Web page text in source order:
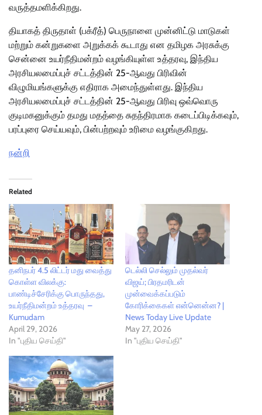
வருத்தமளிக்கிறது.
தியாகத் திருதாள் (பக்ரீத்) பெருநாளை முன்னிட்டு மாடுகள்
மற்றும் கன்றுகளை அறுக்கக் கூடாது என தமிழக அரசுக்கு
சென்னை உயர்நீதிமன்றம் வழங்கியுள்ள உத்தரவு, இந்திய
அரசியலமைப்புச் சட்டத்தின் 25-ஆவது பிரிவின்
விழுமியங்களுக்கு எதிராக அமைந்துள்ளது. இந்திய
அரசியலமைப்புச் சட்டத்தின் 25-ஆவது பிரிவு ஒவ்வொரு
குடிமகனுக்கும் தமது மதத்தை சுதந்திரமாக கடைப்பிடிக்கவும்,
பரப்புரை செய்யவும், பின்பற்றவும் உரிமை வழங்குகிறது.
நன்றி
Related
தனிநபர் 4.5 லிட்டர் மது வைத்து
கொள்ள விலக்கு:
பாண்டிச்சேரிக்கு பொருந்தது,
உயர்நீதிமன்றம் உத்தரவு –
Kumudam
April 29, 2026
In "புதிய செய்தி"
டெல்லி செல்லும் முதல்வர்
விஜய்; பிரதமரிடன்
முன்வைக்கப்படும்
கோரிக்கைகள் என்னென்ன? |
News Today Live Update
May 27, 2026
In "புதிய செய்தி"